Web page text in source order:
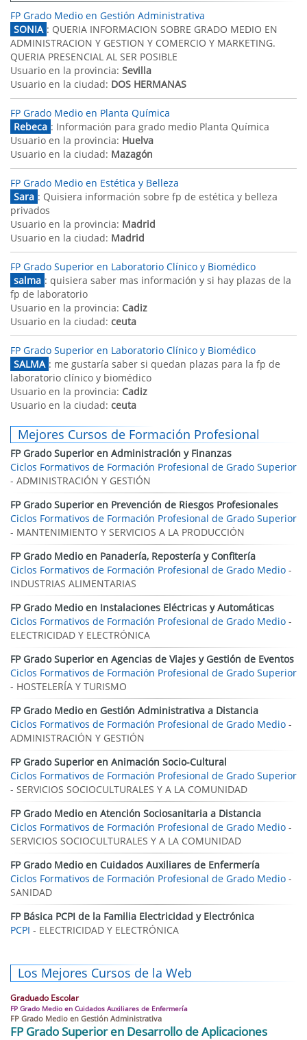
FP Grado Medio en Gestión Administrativa
SONIA : QUERIA INFORMACION SOBRE GRADO MEDIO EN
ADMINISTRACION Y GESTION Y COMERCIO Y MARKETING.
QUERIA PRESENCIAL AL SER POSIBLE
Usuario en la provincia: Sevilla
Usuario en la ciudad: DOS HERMANAS
FP Grado Medio en Planta Química
Rebeca : Información para grado medio Planta Química
Usuario en la provincia: Huelva
Usuario en la ciudad: Mazagón
FP Grado Medio en Estética y Belleza
Sara : Quisiera información sobre fp de estética y belleza
privados
Usuario en la provincia: Madrid
Usuario en la ciudad: Madrid
FP Grado Superior en Laboratorio Clínico y Biomédico
salma : quisiera saber mas información y si hay plazas de la
fp de laboratorio
Usuario en la provincia: Cadiz
Usuario en la ciudad: ceuta
FP Grado Superior en Laboratorio Clínico y Biomédico
SALMA : me gustaría saber si quedan plazas para la fp de
laboratorio clínico y biomédico
Usuario en la provincia: Cadiz
Usuario en la ciudad: ceuta
Mejores Cursos de Formación Profesional
FP Grado Superior en Administración y Finanzas
Ciclos Formativos de Formación Profesional de Grado Superior
- ADMINISTRACIÓN Y GESTIÓN
FP Grado Superior en Prevención de Riesgos Profesionales
Ciclos Formativos de Formación Profesional de Grado Superior
- MANTENIMIENTO Y SERVICIOS A LA PRODUCCIÓN
FP Grado Medio en Panadería, Repostería y Confitería
Ciclos Formativos de Formación Profesional de Grado Medio -
INDUSTRIAS ALIMENTARIAS
FP Grado Medio en Instalaciones Eléctricas y Automáticas
Ciclos Formativos de Formación Profesional de Grado Medio -
ELECTRICIDAD Y ELECTRÓNICA
FP Grado Superior en Agencias de Viajes y Gestión de Eventos
Ciclos Formativos de Formación Profesional de Grado Superior
- HOSTELERÍA Y TURISMO
FP Grado Medio en Gestión Administrativa a Distancia
Ciclos Formativos de Formación Profesional de Grado Medio -
ADMINISTRACIÓN Y GESTIÓN
FP Grado Superior en Animación Socio-Cultural
Ciclos Formativos de Formación Profesional de Grado Superior
- SERVICIOS SOCIOCULTURALES Y A LA COMUNIDAD
FP Grado Medio en Atención Sociosanitaria a Distancia
Ciclos Formativos de Formación Profesional de Grado Medio -
SERVICIOS SOCIOCULTURALES Y A LA COMUNIDAD
FP Grado Medio en Cuidados Auxiliares de Enfermería
Ciclos Formativos de Formación Profesional de Grado Medio -
SANIDAD
FP Básica PCPI de la Familia Electricidad y Electrónica
PCPI - ELECTRICIDAD Y ELECTRÓNICA
Los Mejores Cursos de la Web
Graduado Escolar
FP Grado Medio en Cuidados Auxiliares de Enfermería
FP Grado Medio en Gestión Administrativa
FP Grado Superior en Desarrollo de Aplicaciones